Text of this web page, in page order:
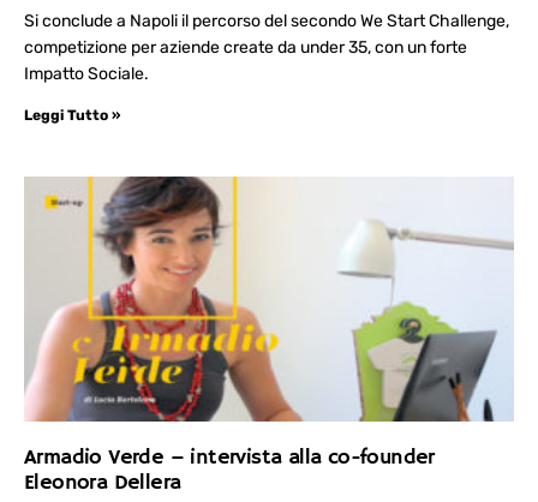
Si conclude a Napoli il percorso del secondo We Start Challenge,
competizione per aziende create da under 35, con un forte
Impatto Sociale.
Leggi Tutto »
Armadio Verde – intervista alla co-founder
Eleonora Dellera